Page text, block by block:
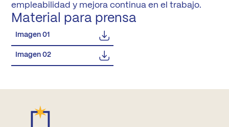
empleabilidad y mejora continua en el trabajo.
Material para prensa
Imagen 01
Imagen 02